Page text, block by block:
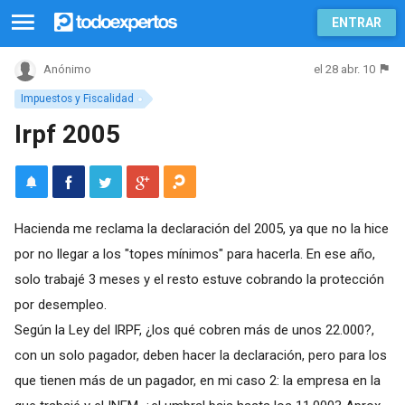
ENTRAR
Impuestos y Fiscalidad
Anónimo el 28 abr. 10
Irpf 2005
Hacienda me reclama la declaración del 2005, ya que no la hice
por no llegar a los "topes mínimos" para hacerla. En ese año,
solo trabajé 3 meses y el resto estuve cobrando la protección
por desempleo.
Según la Ley del IRPF, ¿los qué cobren más de unos 22.000?,
con un solo pagador, deben hacer la declaración, pero para los
que tienen más de un pagador, en mi caso 2: la empresa en la